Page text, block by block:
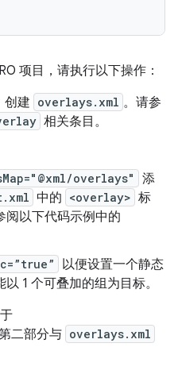
项目，请执行以下操作：
创建 overlays.xml 。请参
相关条目。
overlays"
添
中的 <overlay> 标
阅以下代码示例中的
以便设置一个静态
1 个可叠加的组为目标。
二部分与 overlays.xml